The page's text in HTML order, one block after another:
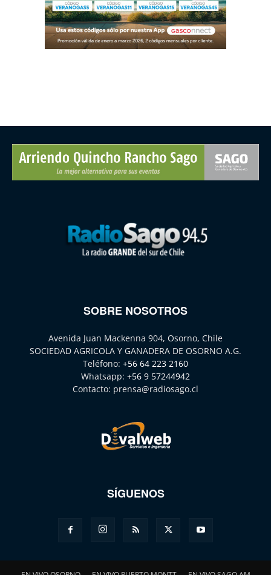
SOBRE NOSOTROS
Avenida Juan Mackenna 904, Osorno, Chile
SOCIEDAD AGRICOLA Y GANADERA DE OSORNO A.G.
Teléfono: +56 64 223 2160
Whatsapp: +56 9 57244942
Contacto: prensa@radiosago.cl
SÍGUENOS